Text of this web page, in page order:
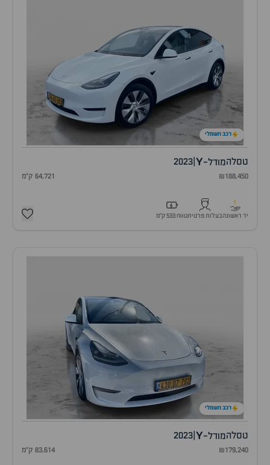
רכב חשמלי
טסלהמודל-Y
2023
₪188,450 64,721 ק"מ
1
יד ראשונהבעלות פרטיתטווח 533 ק״מ
רכב חשמלי
טסלהמודל-Y
2023
₪179,240 83,614 ק"מ